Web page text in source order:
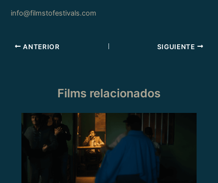
info@filmstofestivals.com
ANTERIOR SIGUIENTE
Films relacionados